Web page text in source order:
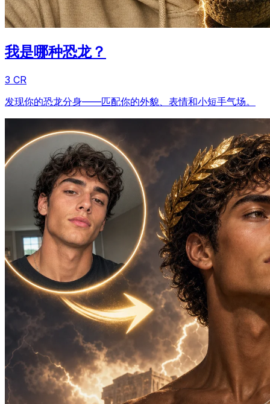
我是哪种恐龙？
3 CR
发现你的恐龙分身——匹配你的外貌、表情和小短手气场。